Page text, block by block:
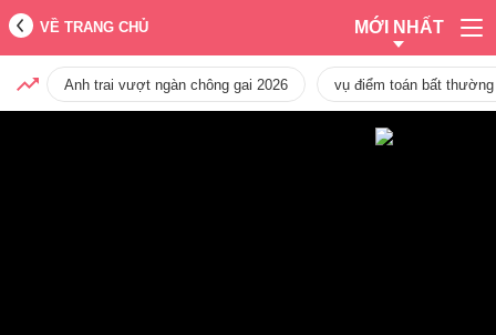
VỀ TRANG CHỦ MỚI NHẤT
Anh trai vượt ngàn chông gai 2026 vụ điểm toán bất